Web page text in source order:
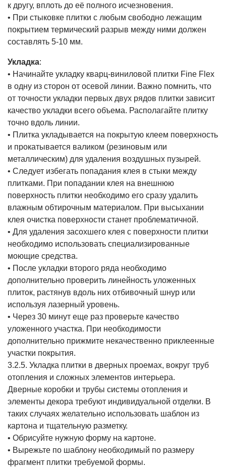
к другу, вплоть до её полного исчезновения.
• При стыковке плитки с любым свободно лежащим
покрытием термический разрыв между ними должен
составлять 5-10 мм.
Укладка:
• Начинайте укладку кварц-виниловой плитки Fine Flex
в одну из сторон от осевой линии. Важно помнить, что
от точности укладки первых двух рядов плитки зависит
качество укладки всего объема. Располагайте плитку
точно вдоль линии.
• Плитка укладывается на покрытую клеем поверхность
и прокатывается валиком (резиновым или
металлическим) для удаления воздушных пузырей.
• Следует избегать попадания клея в стыки между
плитками. При попадании клея на внешнюю
поверхность плитки необходимо его сразу удалить
влажным обтирочным материалом. При высыхании
клея очистка поверхности станет проблематичной.
• Для удаления засохшего клея с поверхности плитки
необходимо использовать специализированные
моющие средства.
• После укладки второго ряда необходимо
дополнительно проверить линейность уложенных
плиток, растянув вдоль них отбивочный шнур или
используя лазерный уровень.
• Через 30 минут еще раз проверьте качество
уложенного участка. При необходимости
дополнительно прижмите некачественно приклеенные
участки покрытия.
3.2.5. Укладка плитки в дверных проемах, вокруг труб
отопления и сложных элементов интерьера.
Дверные коробки и трубы системы отопления и
элементы декора требуют индивидуальной отделки. В
таких случаях желательно использовать шаблон из
картона и тщательную разметку.
• Обрисуйте нужную форму на картоне.
• Вырежьте по шаблону необходимый по размеру
фрагмент плитки требуемой формы.